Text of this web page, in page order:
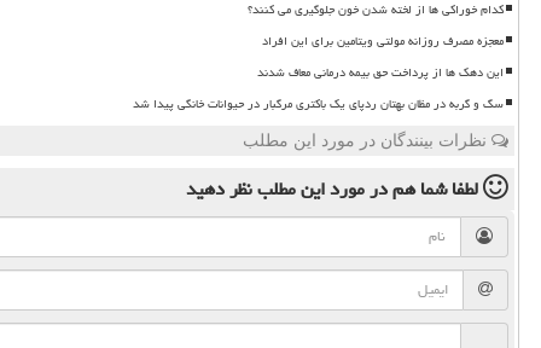
کدام خوراکی ها از لخته شدن خون جلوگیری می کنند؟
معجزه مصرف روزانه مولتی ویتامین برای این افراد
این دهک ها از پرداخت حق بیمه درمانی معاف شدند
سگ و گربه در مظان بهتان ردپای یک باکتری مرگبار در حیوانات خانگی پیدا شد
نظرات بینندگان در مورد این مطلب
لطفا شما همدر مورد این مطلبنظر دهید